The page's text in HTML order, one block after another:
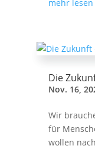
mehr lesen
Die
Nov. 16,
Wir
für
wollen